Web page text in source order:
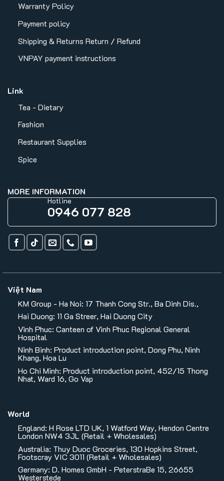
Warranty Policy
Payment policy
Shipping & Returns Return / Refund
VNPAY payment instructions
Link
Tea - Dietary
Fashion
Restaurant Supplies
Spice
MORE INFORMATION
Hotline
0946 077 828
Việt Nam
KM Group - Ha Noi: 17 Thanh Cong Str., Ba Dinh Dis.,
Hai Duong: 11 Ga Streer, Hai Duong City
Vinh Phuc: Canteen of Vinh Phuc Regional General
Hospital
Ninh Binh: Product introduction point, Dong Phu, Ninh
Khang, Hoa Lu
Ho Chi Minh: Product introduction point, 452/15 Thong
Nhat, Ward 16, Go Vap
World
England: H Rose LTD UK, 1 Watford Way, Hendon Centre
London NW4 3JL (Retail + Wholesales)
Australia: Thuy Duoc Groceries, 130 Hopkins Street,
Footscray VIC 3011 (Retail + Wholesales)
Germany: D. Homes GmbH - PeterstraBe 15, 26655
Westerstede